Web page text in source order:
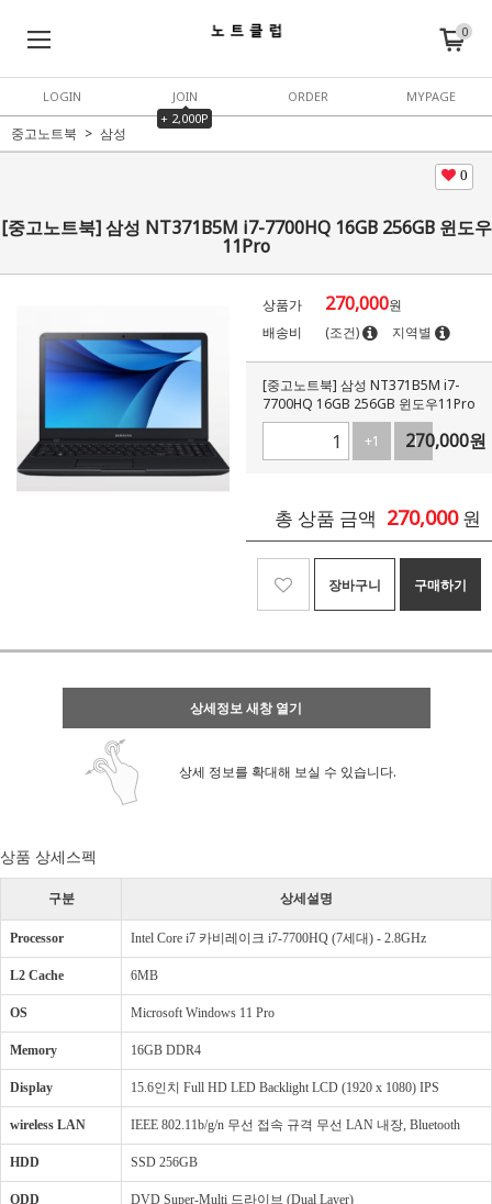
0
LOGIN
JOIN
+ 2,000P
ORDER MYPAGE
중고노트북 삼성
0
[중고노트북] 삼성 NT371B5M i7-7700HQ 16GB 256GB 윈도우
11Pro
상품가 270,000원
배송비
(조건) 지역별
[중고노트북] 삼성 NT371B5M i7-
7700HQ 16GB 256GB 윈도우11Pro
+1
-1
270,000원
총 상품 금액 270,000 원
장바구니 구매하기
상세정보 새창 열기
상세 정보를 확대해 보실 수 있습니다.
상품 상세스펙
구분 상세설명
Processor Intel Core i7 카비레이크 i7-7700HQ (7세대) - 2.8GHz
L2 Cache 6MB
OS Microsoft Windows 11 Pro
Memory 16GB DDR4
Display 15.6인치 Full HD LED Backlight LCD (1920 x 1080) IPS
wireless LAN IEEE 802.11b/g/n 무선 접속 규격 무선 LAN 내장, Bluetooth
HDD SSD 256GB
ODD DVD Super-Multi 드라이브 (Dual Layer)